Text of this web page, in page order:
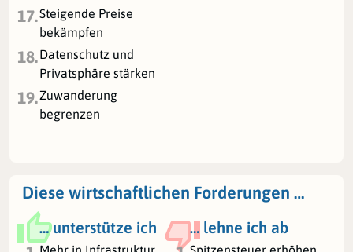
17.Steigende Preise
bekämpfen
18.Datenschutz und
Privatsphäre stärken
19.Zuwanderung
begrenzen
Diese wirtschaftlichen Forderungen …
… unterstütze ich
… lehne ich ab